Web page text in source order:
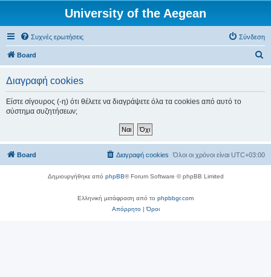
University of the Aegean
Συχνές ερωτήσεις Σύνδεση
Board
σ
Διαγραφή cookies
Είστε σίγουρος (-η) ότι θέλετε να διαγράψετε όλα τα cookies από αυτό το
σύστημα συζητήσεων;
Board Όλοι οι χρόνοι είναι UTC+03:00
Διαγραφή cookies
Δημιουργήθηκε από phpBB® Forum Software © phpBB Limited
Ελληνική μετάφραση από το phpbbgr.com
Απόρρητο|Όροι